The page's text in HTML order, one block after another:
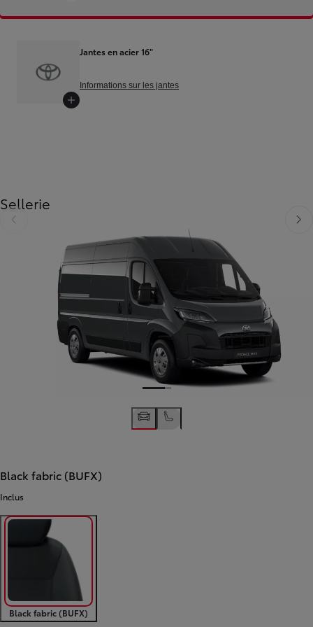
Jantes en acier 16"
Informations sur les jantes
Sellerie
Diapositive précédente
Black fabric (BUFX)
Inclus
Black fabric (BUFX)